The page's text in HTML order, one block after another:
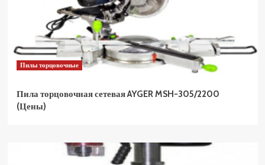
Пилы торцовочные
Пила торцовочная сетевая AYGER MSH-305/2200
(Цены)